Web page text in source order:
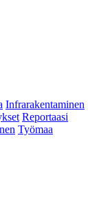
Infrarakentaminen
Reportaasi
Työmaa